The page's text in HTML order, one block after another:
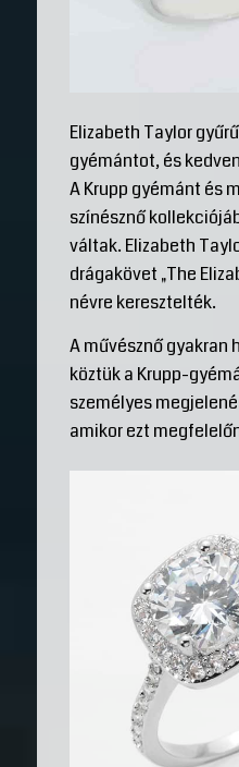
Elizabeth Taylor
gyémántot, és
A Krupp gyémánt és
színésznő
váltak. Elizabeth
drágakövet „The
névre keresztelték.
A művésznő gyakran
köztük a Krupp-
személyes
amikor ezt